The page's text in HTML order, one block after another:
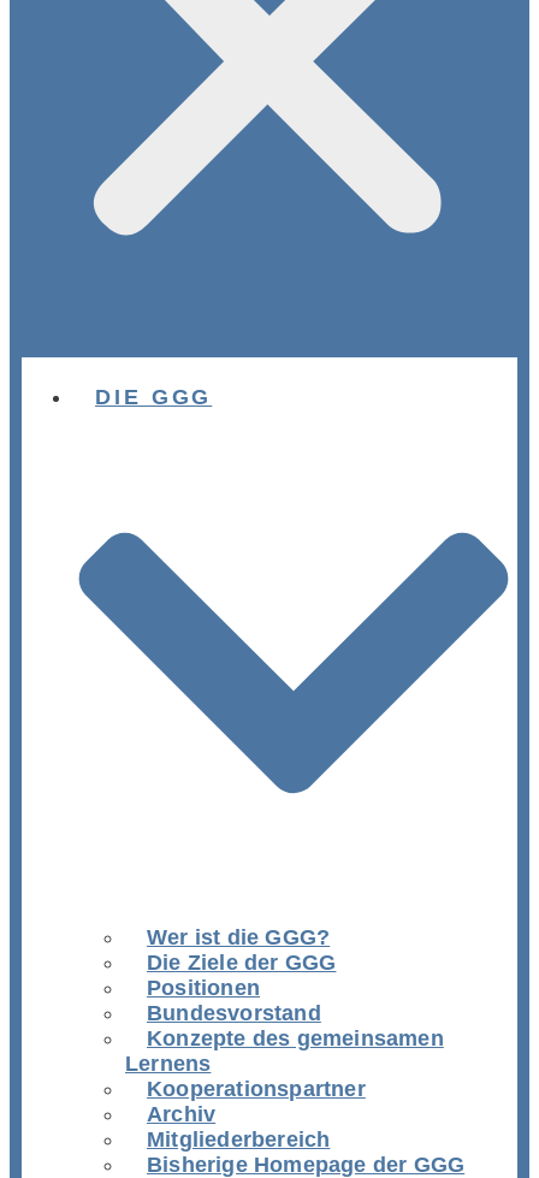
DIE GGG
Wer ist die GGG?
Die Ziele der GGG
Positionen
Bundesvorstand
Konzepte des gemeinsamen
Lernens
Kooperationspartner
Archiv
Mitgliederbereich
Bisherige Homepage der GGG